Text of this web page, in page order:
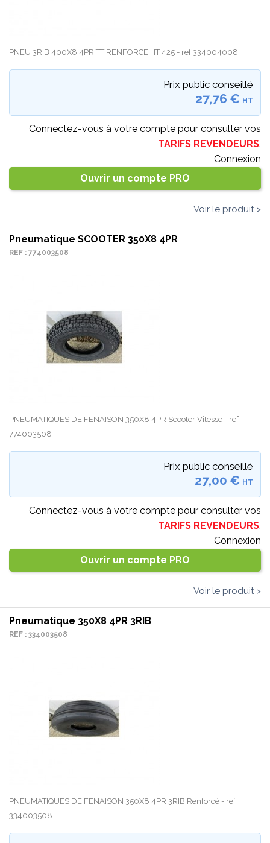
PNEU 3RIB 400X8 4PR TT RENFORCE HT 425 - ref 334004008
Prix public conseillé
27,76 € HT
Connectez-vous à votre compte pour consulter vos
TARIFS REVENDEURS.
Connexion
Ouvrir un compte PRO
Voir le produit >
Pneumatique SCOOTER 350X8 4PR
REF : 774003508
PNEUMATIQUES DE FENAISON 350X8 4PR Scooter Vitesse - ref
774003508
Prix public conseillé
27,00 € HT
Connectez-vous à votre compte pour consulter vos
TARIFS REVENDEURS.
Connexion
Ouvrir un compte PRO
Voir le produit >
Pneumatique 350X8 4PR 3RIB
REF : 334003508
PNEUMATIQUES DE FENAISON 350X8 4PR 3RIB Renforcé - ref
334003508